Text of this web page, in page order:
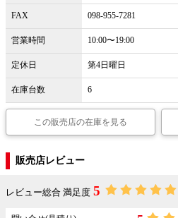
FAX 098-955-7281
営業時間 10:00〜19:00
定休日 第4日曜日
在庫台数 6
この販売店の在庫を見る
販売店レビュー
レビュー総合 満足度 5